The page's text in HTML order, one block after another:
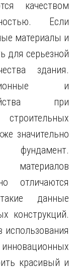
качеством
Если
материалы и
для серьезной
здания.
и
при
значительно
материалов
отличаются
данные
конструкций.
красивый и